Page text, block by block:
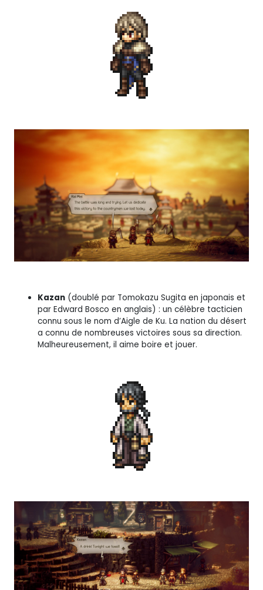
Kazan (doublé par Tomokazu Sugita en japonais et
par Edward Bosco en anglais) : un célèbre tacticien
connu sous le nom d’Aigle de Ku. La nation du désert
a connu de nombreuses victoires sous sa direction.
Malheureusement, il aime boire et jouer.